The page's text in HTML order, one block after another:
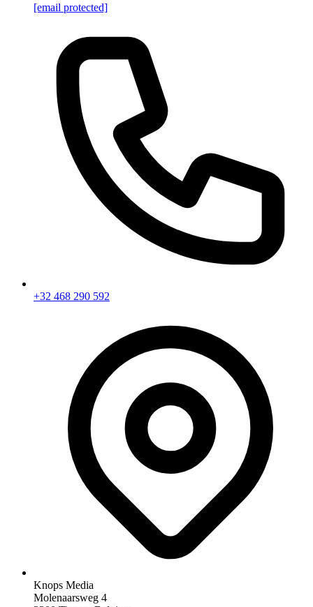
[email protected]
+32 468 290 592
Knops Media
Molenaarsweg 4